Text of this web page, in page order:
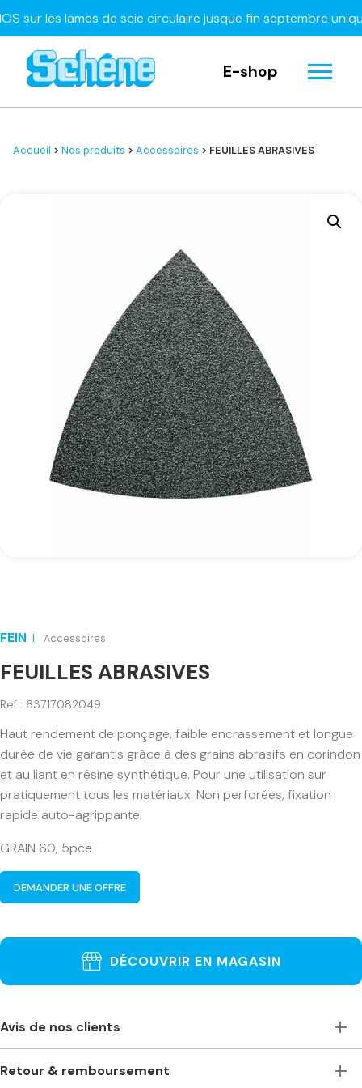
les lames de scie circulaire jusque fin septembre
E-shop
Accueil > Nos produits > Accessoires > FEUILLES ABRASIVES
FEIN Accessoires
FEUILLES ABRASIVES
Ref : 63717082049
Haut rendement de ponçage, faible encrassement et longue
durée de vie garantis grâce à des grains abrasifs en corindon
et au liant en résine synthétique. Pour une utilisation sur
pratiquement tous les matériaux. Non perforées, fixation
rapide auto-agrippante.
GRAIN 60, 5pce
DEMANDER UNE OFFRE
DÉCOUVRIR EN MAGASIN
Avis de nos clients
recommande vivement ce magasin pour ceux qui ont
Retour & remboursement